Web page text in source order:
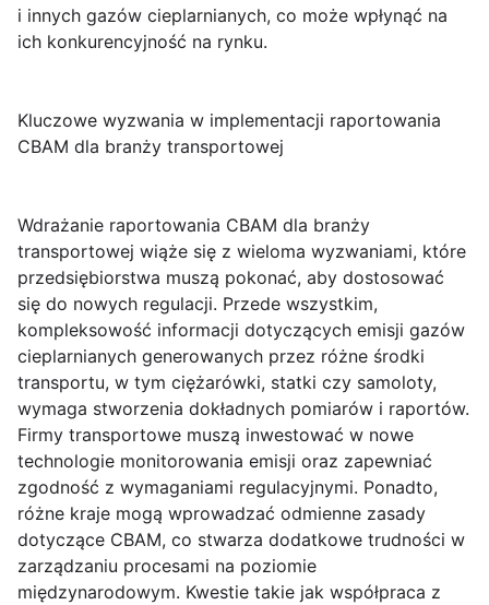
i innych gazów cieplarnianych, co może wpłynąć na
ich konkurencyjność na rynku.
Kluczowe wyzwania w implementacji raportowania
CBAM dla branży transportowej
Wdrażanie raportowania CBAM dla branży
transportowej wiąże się z wieloma wyzwaniami, które
przedsiębiorstwa muszą pokonać, aby dostosować
się do nowych regulacji. Przede wszystkim,
kompleksowość informacji dotyczących emisji gazów
cieplarnianych generowanych przez różne środki
transportu, w tym ciężarówki, statki czy samoloty,
wymaga stworzenia dokładnych pomiarów i raportów.
Firmy transportowe muszą inwestować w nowe
technologie monitorowania emisji oraz zapewniać
zgodność z wymaganiami regulacyjnymi. Ponadto,
różne kraje mogą wprowadzać odmienne zasady
dotyczące CBAM, co stwarza dodatkowe trudności w
zarządzaniu procesami na poziomie
międzynarodowym. Kwestie takie jak współpraca z